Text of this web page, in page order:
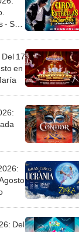
San
17
en
Del